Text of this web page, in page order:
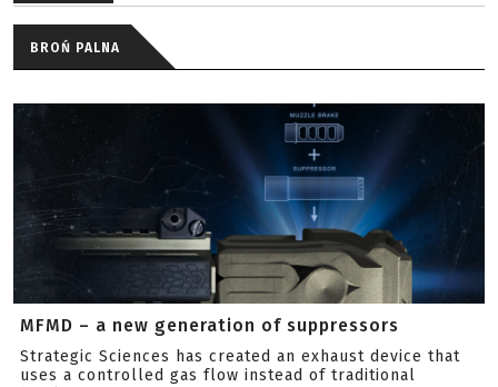
BROŃ PALNA
MFMD – a new generation of suppressors
Strategic Sciences has created an exhaust device that
uses a controlled gas flow instead of traditional